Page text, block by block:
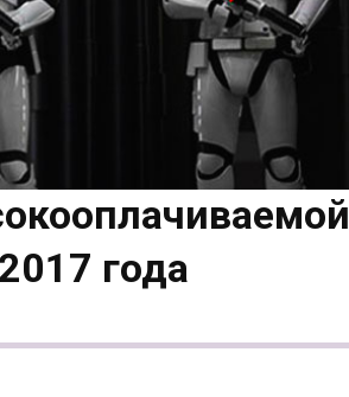
года